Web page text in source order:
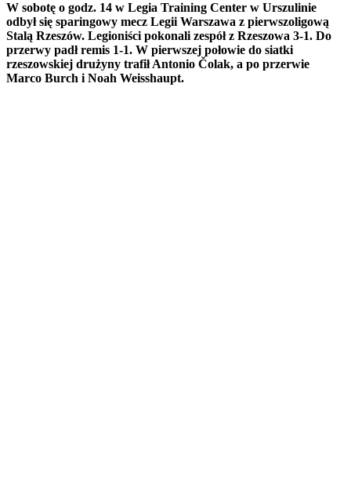
W sobotę o godz. 14 w Legia Training Center w Urszulinie
odbył się sparingowy mecz Legii Warszawa z pierwszoligową
Stalą Rzeszów. Legioniści pokonali zespół z Rzeszowa 3-1. Do
przerwy padł remis 1-1. W pierwszej połowie do siatki
rzeszowskiej drużyny trafił Antonio Čolak, a po przerwie
Marco Burch i Noah Weisshaupt.